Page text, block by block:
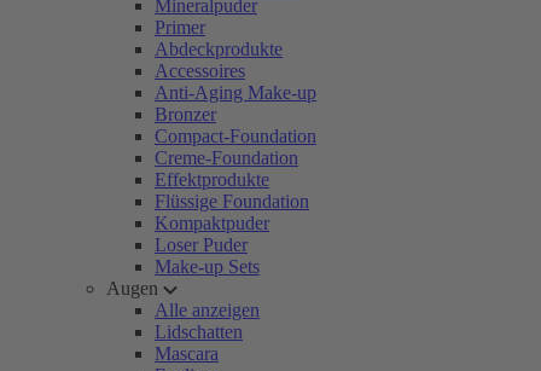
Mineralpuder
Primer
Abdeckprodukte
Accessoires
Anti-Aging Make-up
Bronzer
Compact-Foundation
Creme-Foundation
Effektprodukte
Flüssige Foundation
Kompaktpuder
Loser Puder
Make-up Sets
Augen
Alle anzeigen
Lidschatten
Mascara